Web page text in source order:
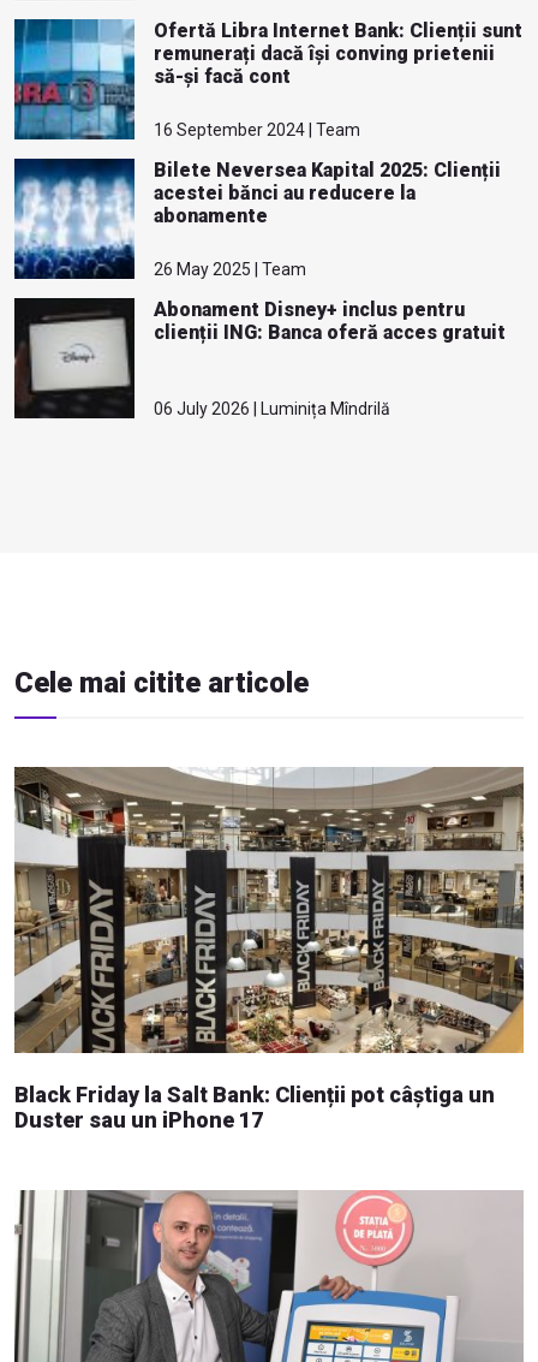
Ofertă Libra Internet Bank: Clienții sunt
remunerați dacă își conving prietenii
să-și facă cont
16 September 2024 | Team
Bilete Neversea Kapital 2025: Clienții
acestei bănci au reducere la
abonamente
26 May 2025 | Team
Abonament Disney+ inclus pentru
clienții ING: Banca oferă acces gratuit
06 July 2026 | Luminița Mîndrilă
Cele mai citite articole
Black Friday la Salt Bank: Clienții pot câștiga un
Duster sau un iPhone 17